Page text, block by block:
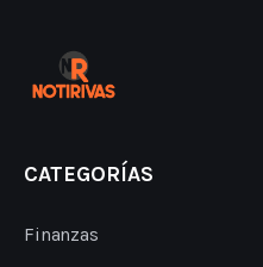
CATEGORÍAS
Finanzas